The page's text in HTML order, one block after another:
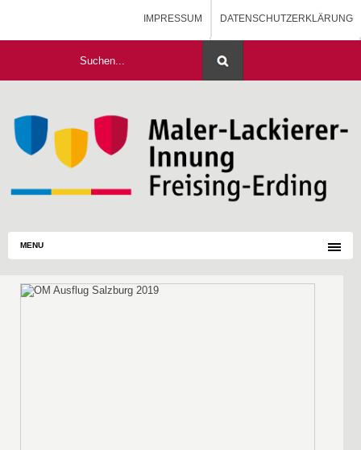
DATENSCHUTZERKLÄRUNG
IMPRESSUM
MALERAUSBILDUNG - BLOG
MENU